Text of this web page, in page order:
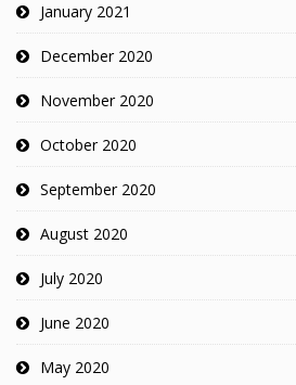
January 2021
December 2020
November 2020
October 2020
September 2020
August 2020
July 2020
June 2020
May 2020